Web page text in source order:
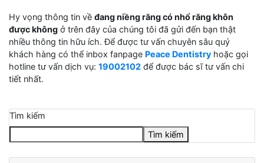
Hy vọng thông tin về đang niềng răng có nhổ răng khôn
được không ở trên đây của chúng tôi đã gửi đến bạn thật
nhiều thông tin hữu ích. Để được tư vấn chuyên sâu quý
khách hàng có thể inbox fanpage Peace Dentistry hoặc gọi
hotline tư vấn dịch vụ: 19002102 để được bác sĩ tư vấn chi
tiết nhất.
Tìm kiếm
Tìm kiếm